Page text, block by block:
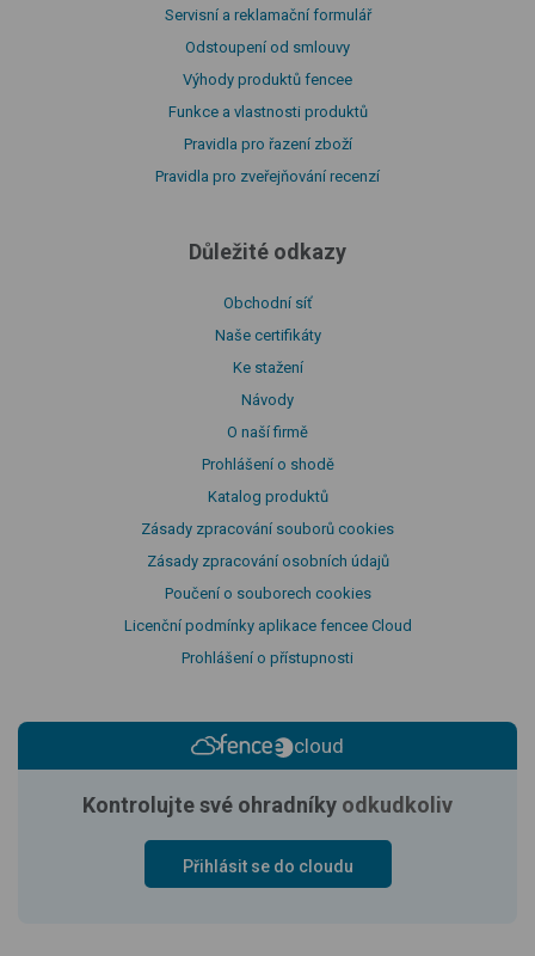
Servisní a reklamační formulář
Odstoupení od smlouvy
Výhody produktů fencee
Funkce a vlastnosti produktů
Pravidla pro řazení zboží
Pravidla pro zveřejňování recenzí
Důležité odkazy
Obchodní síť
Naše certifikáty
Ke stažení
Návody
O naší firmě
Prohlášení o shodě
Katalog produktů
Zásady zpracování souborů cookies
Zásady zpracování osobních údajů
Poučení o souborech cookies
Licenční podmínky aplikace fencee Cloud
Prohlášení o přístupnosti
cloud
Kontrolujte své ohradníky odkudkoliv
Přihlásit se do cloudu